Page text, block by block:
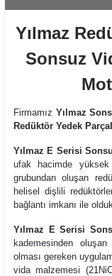
Yılmaz
Sonsuz
Firmamız Yılmaz
Redüktör Yedek
Yılmaz E Serisi
ufak hacimde
grubundan oluşan
helisel dişlili
bağlantı imkanı ile
Yılmaz E Serisi
kademesinden
olması gereken
vida malzemesi